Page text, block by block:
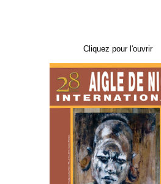
Cliquez pour l'ouvrir